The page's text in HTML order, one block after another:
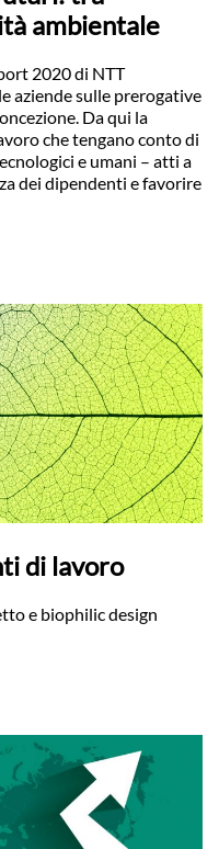
ambientale
2020 di NTT
aziende sulle prerogative
Da qui la
che tengano conto di
e umani – atti a
dei dipendenti e favorire
di lavoro
e biophilic design